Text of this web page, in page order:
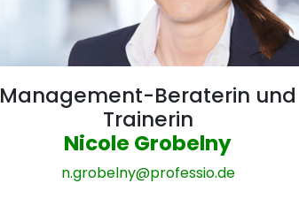
Management-Beraterin und
Trainerin
Nicole Grobelny
n.grobelny@professio.de